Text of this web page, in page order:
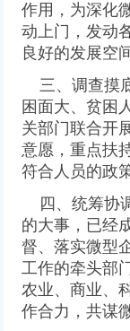
）
作用，为深化
动上门，发动
良好的发展空
三、调查摸
困面大、贫困
关部门联合开
意愿，重点扶
符合人员的政
四、统筹协
的大事，已经
督、落实微型
工作的牵头部
农业、商业、
作合力，共谋